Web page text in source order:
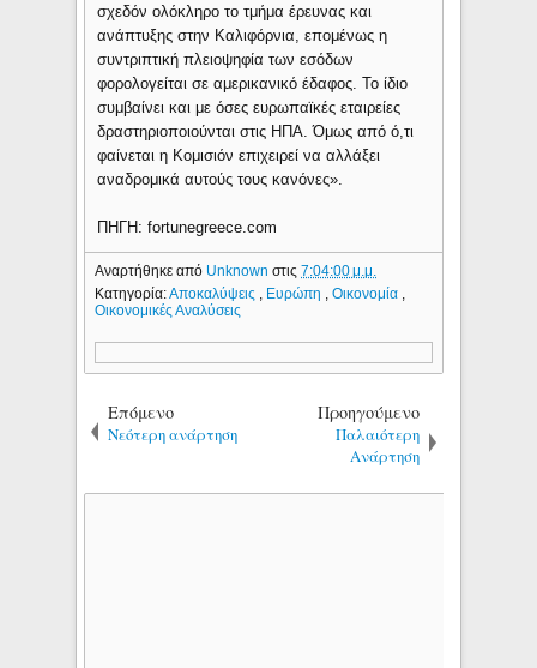
σχεδόν ολόκληρο το τμήμα έρευνας και
ανάπτυξης στην Καλιφόρνια, επομένως η
συντριπτική πλειοψηφία των εσόδων
φορολογείται σε αμερικανικό έδαφος. Το ίδιο
συμβαίνει και με όσες ευρωπαϊκές εταιρείες
δραστηριοποιούνται στις ΗΠΑ. Όμως από ό,τι
φαίνεται η Κομισιόν επιχειρεί να αλλάξει
αναδρομικά αυτούς τους κανόνες».
ΠΗΓΗ: fortunegreece.com
Αναρτήθηκε από Unknownστις7:04:00 μ.μ.
Κατηγορία:Αποκαλύψεις Ευρώπη ,Οικονομία
Οικονομικές Αναλύσεις
Επόμενο
Νεότερη ανάρτηση
Προηγούμενο
Παλαιότερη
Ανάρτηση